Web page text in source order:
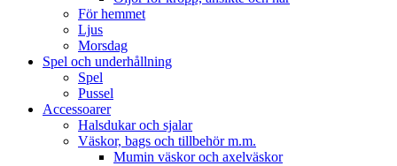
För hemmet
Ljus
Morsdag
Spel och underhållning
Spel
Pussel
Accessoarer
Halsdukar och sjalar
Väskor, bags och tillbehör m.m.
Mumin väskor och axelväskor